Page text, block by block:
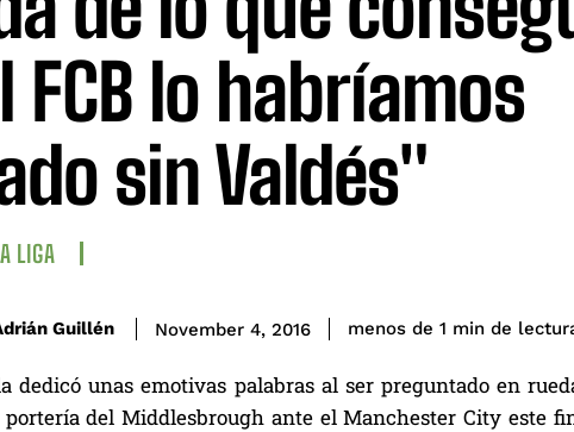
FCB lo habríamos
sin Valdés"
LIGA
Guillén November 4, 2016 menos de 1 min de
dedicó unas emotivas palabras al ser preguntado en
del Middlesbrough ante el Manchester City este